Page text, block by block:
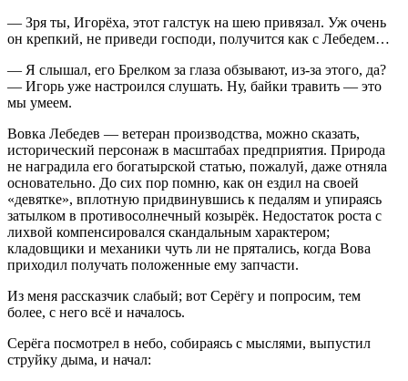
— Зря ты, Игорёха, этот галстук на шею привязал. Уж очень
он крепкий, не приведи господи, получится как с Лебедем…
— Я слышал, его Брелком за глаза обзывают, из-за этого, да?
— Игорь уже настроился слушать. Ну, байки травить — это
мы умеем.
Вовка Лебедев — ветеран производства, можно сказать,
исторический персонаж в масштабах предприятия. Природа
не наградила его богатырской статью, пожалуй, даже отняла
основательно. До сих пор помню, как он ездил на своей
«девятке», вплотную придвинувшись к педалям и упираясь
затылком в противосолнечный козырёк. Недостаток роста с
лихвой компенсировался скандальным характером;
кладовщики и механики чуть ли не прятались, когда Вова
приходил получать положенные ему запчасти.
Из меня рассказчик слабый; вот Серёгу и попросим, тем
более, с него всё и началось.
Серёга посмотрел в небо, собираясь с мыслями, выпустил
струйку дыма, и начал: